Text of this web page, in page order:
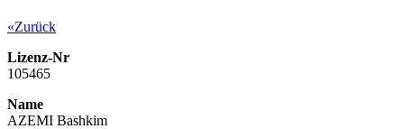
«Zurück
Lizenz-Nr
105465
Name
AZEMI Bashkim